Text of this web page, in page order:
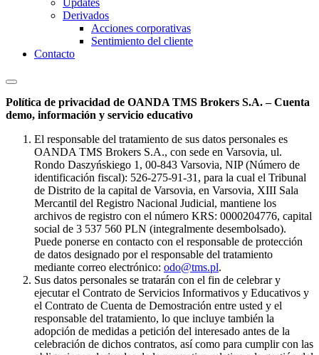
Derivados
Acciones corporativas
Sentimiento del cliente
Contacto
Política de privacidad de OANDA TMS Brokers S.A. – Cuenta
demo, información y servicio educativo
El responsable del tratamiento de sus datos personales es
OANDA TMS Brokers S.A., con sede en Varsovia, ul.
Rondo Daszyńskiego 1, 00-843 Varsovia, NIP (Número de
identificación fiscal): 526-275-91-31, para la cual el Tribunal
de Distrito de la capital de Varsovia, en Varsovia, XIII Sala
Mercantil del Registro Nacional Judicial, mantiene los
archivos de registro con el número KRS: 0000204776, capital
social de 3 537 560 PLN (integralmente desembolsado).
Puede ponerse en contacto con el responsable de protección
de datos designado por el responsable del tratamiento
mediante correo electrónico: odo@tms.pl.
Sus datos personales se tratarán con el fin de celebrar y
ejecutar el Contrato de Servicios Informativos y Educativos y
el Contrato de Cuenta de Demostración entre usted y el
responsable del tratamiento, lo que incluye también la
adopción de medidas a petición del interesado antes de la
celebración de dichos contratos, así como para cumplir con las